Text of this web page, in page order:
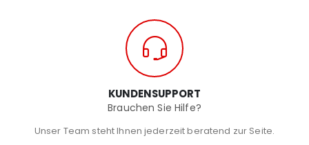
KUNDENSUPPORT
Brauchen Sie Hilfe?
Unser Team steht Ihnen jederzeit beratend zur Seite.